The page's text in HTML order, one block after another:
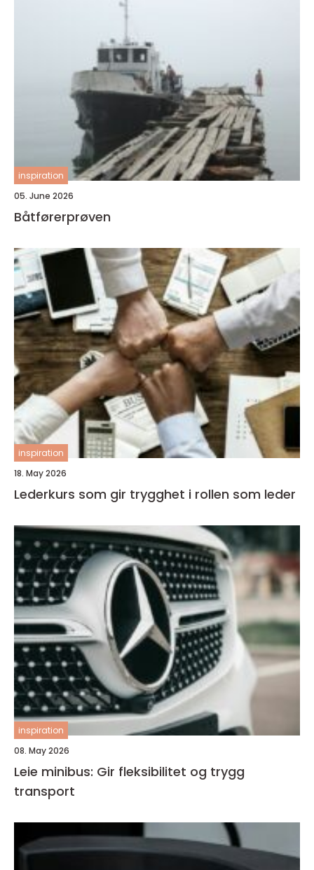
inspiration
05. June 2026
Båtførerprøven
inspiration
18. May 2026
Lederkurs som gir trygghet i rollen som leder
inspiration
08. May 2026
Leie minibus: Gir fleksibilitet og trygg
transport